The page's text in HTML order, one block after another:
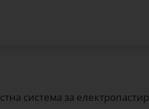
система за електропастир